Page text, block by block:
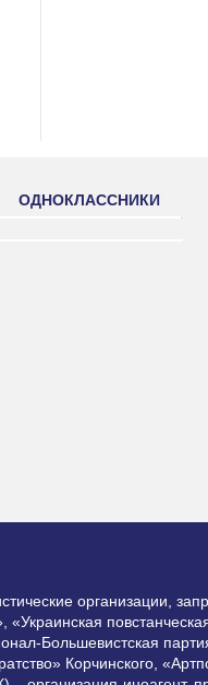
ОДНОКЛАССНИКИ
организации,
«Украинская
Большевистская
Корчинского,